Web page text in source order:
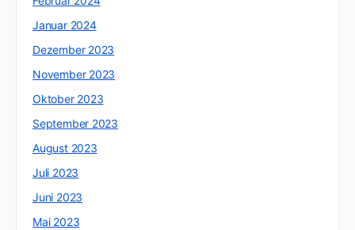
Januar 2024
Dezember 2023
November 2023
Oktober 2023
September 2023
August 2023
Juli 2023
Juni 2023
Mai 2023